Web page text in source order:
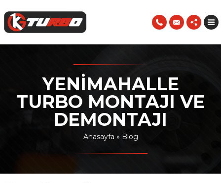
YENIMAHALLE
TURBO MONTAJI VE
DEMONTAJI
Anasayfa » Blog